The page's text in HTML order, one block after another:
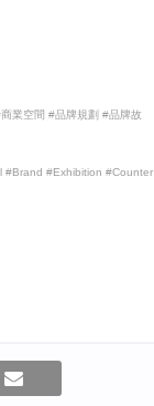
商業空間 #品牌規劃 #品牌故
#Brand #Exhibition #Counter